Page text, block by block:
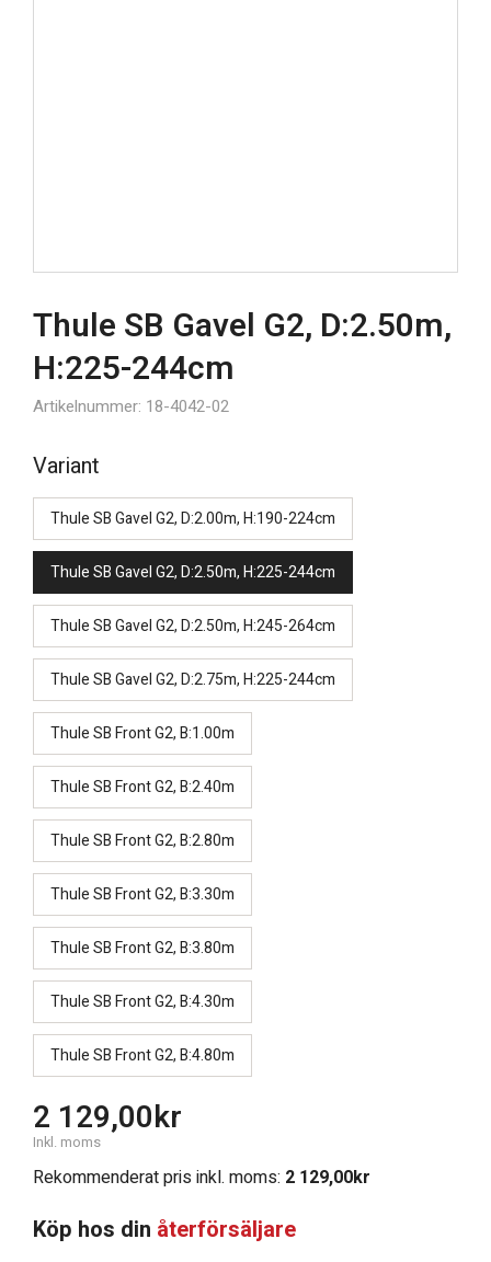
Thule SB Gavel G2, D:2.50m,
H:225-244cm
Artikelnummer: 18-4042-02
Variant
Thule SB Gavel G2, D:2.00m, H:190-224cm
Thule SB Gavel G2, D:2.50m, H:225-244cm
Thule SB Gavel G2, D:2.50m, H:245-264cm
Thule SB Gavel G2, D:2.75m, H:225-244cm
Thule SB Front G2, B:1.00m
Thule SB Front G2, B:2.40m
Thule SB Front G2, B:2.80m
Thule SB Front G2, B:3.30m
Thule SB Front G2, B:3.80m
Thule SB Front G2, B:4.30m
Thule SB Front G2, B:4.80m
2 129,00kr
Inkl. moms
Rekommenderat pris inkl. moms: 2 129,00kr
Köp hos din återförsäljare